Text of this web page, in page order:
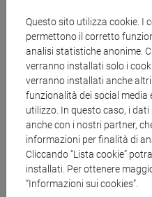
l'adozione di soluzioni
assicurino la pubblicità
dei partecipanti, nonché
comunicazioni e la loro
Per informazioni:
pta.concorsi@unive.it
Pubblicazione in area
co. 5-quater e 35-ter co.
Questo sito utilizza cookie. I
permettono il corretto
analisi statistiche anonime.
verranno installati solo i
verranno installati anche
funzionalità dei social
utilizzo. In questo caso, i
anche con i nostri partner,
informazioni per finalità di
Cliccando “Lista cookie”
installati. Per ottenere
“Informazioni sui cookies”.